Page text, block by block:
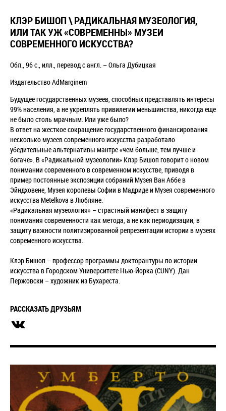
КЛЭР БИШОП \ РАДИКАЛЬНАЯ МУЗЕОЛОГИЯ,
ИЛИ ТАК УЖ «СОВРЕМЕННЫ» МУЗЕИ
СОВРЕМЕННОГО ИСКУССТВА?
Обл., 96 с., илл., перевод с англ. –Ольга Дубицкая
Издательство AdMarginem
Будущее государственных музеев, способных представлять интересы
99% населения, а не укреплять привилегии меньшинства, никогда еще
не было столь мрачным. Или уже было?
В ответ на жесткое сокращение государственного финансирования
несколько музеев современного искусства разработало
убедительные альтернативы мантре «чем больше, тем лучше и
богаче». В «Радикальной музеологии» Клэр Бишоп говорит о новом
понимании современного в современном искусстве, приводя в
пример постоянные экспозиции собраний Музея Ван Аббе в
Эйндховене, Музея королевы Софии в Мадриде и Музея современного
искусства Metelkova в Любляне.
«Радикальная музеология» – страстный манифест в защиту
понимания современности как метода, а не как периодизации, в
защиту важности политизированной репрезентации истории в музеях
современного искусства.
Клэр Бишоп – профессор программы докторантуры по истории
искусства в Городском Университете Нью-Йорка (CUNY). Дан
Пержовски – художник из Бухареста.
РАССКАЗАТЬ ДРУЗЬЯМ